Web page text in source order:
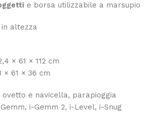
e borsa utilizzabile a marsupio
altezza
× 61 × 112 cm
× 61 × 36 cm
e navicella, parapioggia
Gemm, i-Gemm 2, i-Level, i-Snug